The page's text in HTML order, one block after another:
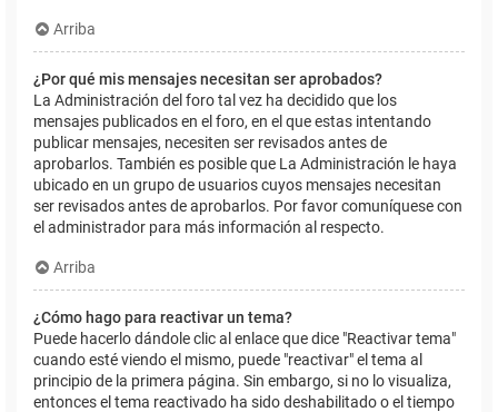
Arriba
¿Por qué mis mensajes necesitan ser aprobados?
La Administración del foro tal vez ha decidido que los
mensajes publicados en el foro, en el que estas intentando
publicar mensajes, necesiten ser revisados antes de
aprobarlos. También es posible que La Administración le haya
ubicado en un grupo de usuarios cuyos mensajes necesitan
ser revisados antes de aprobarlos. Por favor comuníquese con
el administrador para más información al respecto.
Arriba
¿Cómo hago para reactivar un tema?
Puede hacerlo dándole clic al enlace que dice "Reactivar tema"
cuando esté viendo el mismo, puede "reactivar" el tema al
principio de la primera página. Sin embargo, si no lo visualiza,
entonces el tema reactivado ha sido deshabilitado o el tiempo